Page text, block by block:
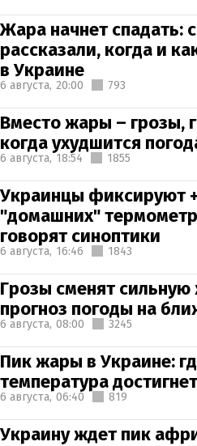
Жара начнет спадать:
рассказали, когда и
в Украине
6 августа, 20:00 793
Вместо жары – грозы,
когда ухудшится
6 августа, 18:54 1855
Украинцы фиксируют
"домашних"
говорят синоптики
6 августа, 16:46 1843
Грозы сменят сильную
прогноз погоды на
6 августа, 08:00 3245
Пик жары в Украине:
температура
6 августа, 06:40 819
Украину ждет пик